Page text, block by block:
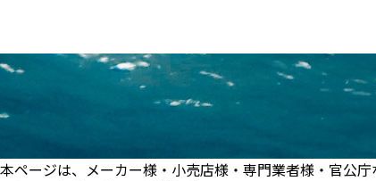
本ページは、メーカー様・小売店様・専門業者様・官公